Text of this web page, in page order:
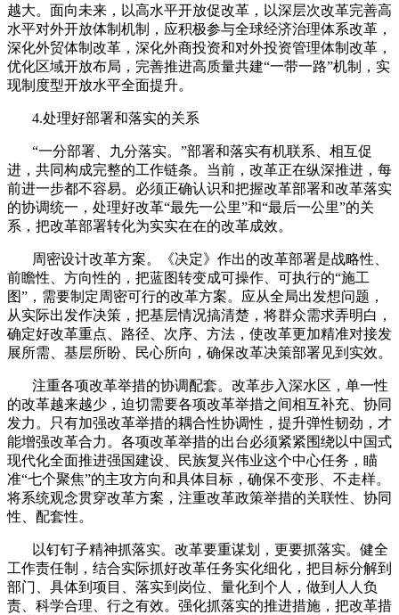
越大。面向未来，以高水平开放促改革，以深层次改革完善高
水平对外开放体制机制，应积极参与全球经济治理体系改革，
深化外贸体制改革，深化外商投资和对外投资管理体制改革，
优化区域开放布局，完善推进高质量共建“一带一路”机制，实
现制度型开放水平全面提升。
4.处理好部署和落实的关系
“一分部署、九分落实。”部署和落实有机联系、相互促
进，共同构成完整的工作链条。当前，改革正在纵深推进，每
前进一步都不容易。必须正确认识和把握改革部署和改革落实
的协调统一，处理好改革“最先一公里”和“最后一公里”的关
系，把改革部署转化为实实在在的改革成效。
周密设计改革方案。《决定》作出的改革部署是战略性、
前瞻性、方向性的，把蓝图转变成可操作、可执行的“施工
图”，需要制定周密可行的改革方案。应从全局出发想问题，
从实际出发作决策，把基层情况搞清楚，将群众需求弄明白，
确定好改革重点、路径、次序、方法，使改革更加精准对接发
展所需、基层所盼、民心所向，确保改革决策部署见到实效。
注重各项改革举措的协调配套。改革步入深水区，单一性
的改革越来越少，迫切需要各项改革举措之间相互补充、协同
发力。只有加强改革举措的耦合性协调性，提升弹性韧劲，才
能增强改革合力。各项改革举措的出台必须紧紧围绕以中国式
现代化全面推进强国建设、民族复兴伟业这个中心任务，瞄
准“七个聚焦”的主攻方向和具体目标，确保不变形、不走样。
将系统观念贯穿改革方案，注重改革政策举措的关联性、协同
性、配套性。
以钉钉子精神抓落实。改革要重谋划，更要抓落实。健全
工作责任制，结合实际抓好改革任务实化细化，把目标分解到
部门、具体到项目、落实到岗位、量化到个人，做到人人负
责、科学合理、行之有效。强化抓落实的推进措施，把改革措